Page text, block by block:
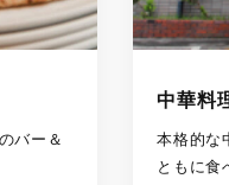
バー＆
中華料
本格的な
ともに食